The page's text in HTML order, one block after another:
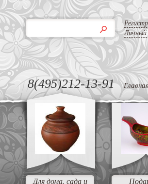
Личный
8(495)212-13-91
Для дома, сада и